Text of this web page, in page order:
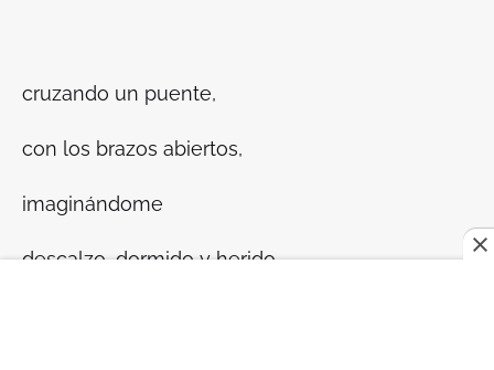
cruzando un puente,
con los brazos abiertos,
imaginándome
descalzo, dormido y herido.